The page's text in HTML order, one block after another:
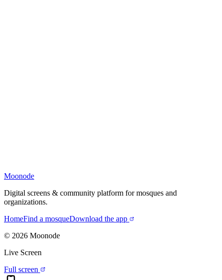
Moonode
Digital screens & community platform for mosques and
organizations.
HomeFind a mosqueDownload the app
© 2026 Moonode
Live Screen
Full screen